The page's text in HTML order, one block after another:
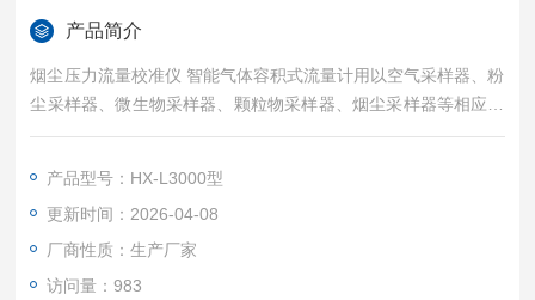
产品简介
烟尘压力流量校准仪 智能气体容积式流量计用以空气采样器、粉
尘采样器、微生物采样器、颗粒物采样器、烟尘采样器等相应量
程的仪器流量、压力的校准。
产品型号：HX-L3000型
更新时间：2026-04-08
厂商性质：生产厂家
访问量：983